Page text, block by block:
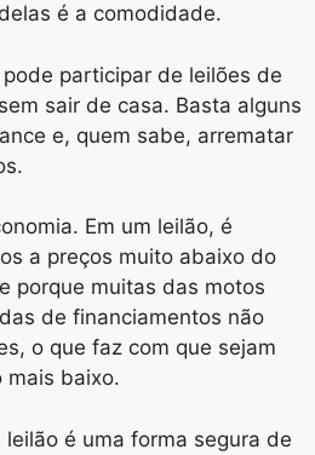
é a comodidade.
participar de leilões de
sair de casa. Basta alguns
e, quem sabe, arrematar
Em um leilão, é
a preços muito abaixo do
porque muitas das motos
de financiamentos não
o que faz com que sejam
mais baixo.
é uma forma segura de